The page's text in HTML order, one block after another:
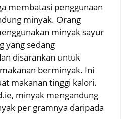
membatasi penggunaan
minyak. Orang
minyak sayur
yang sedang
disarankan untuk
berminyak. Ini
makanan tinggi kalori.
minyak mengandung
per gramnya daripada